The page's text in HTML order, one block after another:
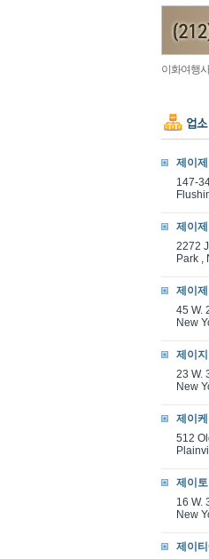
이화여행
제이
147-
제이
2272
Park ,
제이
45 W.
New
제이
23 W.
New
제이
512
제이
16 W.
New
제이